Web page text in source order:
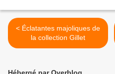
< Éclatantes majoliques de
la collection Gillet